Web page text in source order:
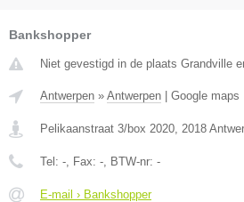
Bankshopper
Niet gevestigd in de plaats Grandville
Antwerpen » Antwerpen Google maps
Pelikaanstraat 3/box 2020 2018
Tel: - , Fax: - , BTW-nr: -
E-mail › Bankshopper